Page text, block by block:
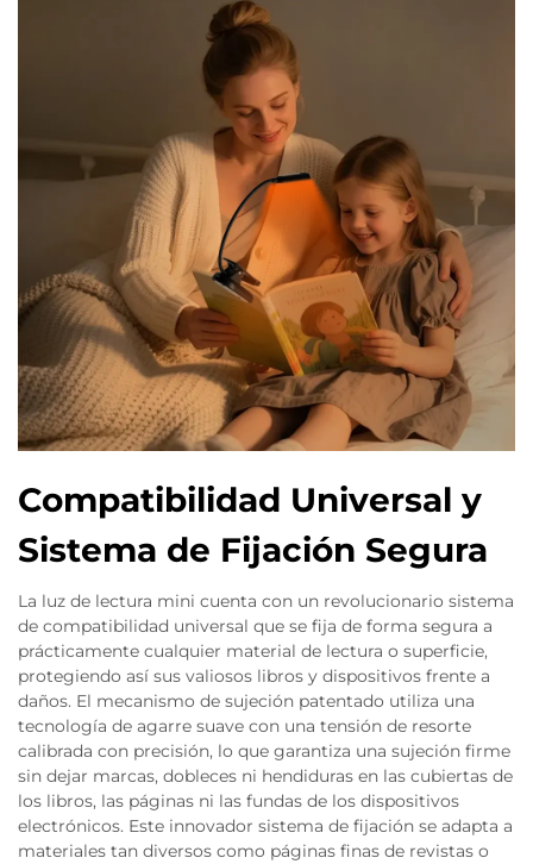
Compatibilidad Universal y
Sistema de Fijación Segura
La luz de lectura mini cuenta con un revolucionario sistema
de compatibilidad universal que se fija de forma segura a
prácticamente cualquier material de lectura o superficie,
protegiendo así sus valiosos libros y dispositivos frente a
daños. El mecanismo de sujeción patentado utiliza una
tecnología de agarre suave con una tensión de resorte
calibrada con precisión, lo que garantiza una sujeción firme
sin dejar marcas, dobleces ni hendiduras en las cubiertas de
los libros, las páginas ni las fundas de los dispositivos
electrónicos. Este innovador sistema de fijación se adapta a
materiales tan diversos como páginas finas de revistas o